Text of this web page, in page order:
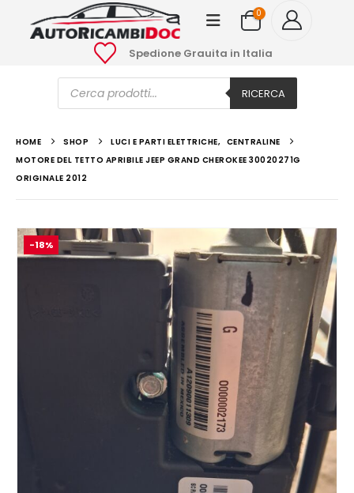
0
Spedione Grauita in Italia
Ricerca
prodotti RICERCA
HOME SHOP LUCI E PARTI ELETTRICHE, CENTRALINE
MOTORE DEL TETTO APRIBILE JEEP GRAND CHEROKEE 30020271G
ORIGINALE 2012
-18%